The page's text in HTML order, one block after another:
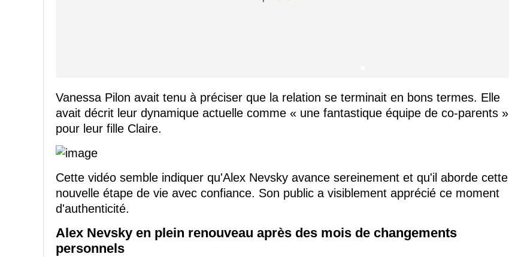
Vanessa Pilon avait tenu à préciser que la relation se terminait en bons termes. Elle
avait décrit leur dynamique actuelle comme « une fantastique équipe de co-parents »
pour leur fille Claire.
Cette vidéo semble indiquer qu'Alex Nevsky avance sereinement et qu'il aborde cette
nouvelle étape de vie avec confiance. Son public a visiblement apprécié ce moment
d'authenticité.
Alex Nevsky en plein renouveau après des mois de changements
personnels